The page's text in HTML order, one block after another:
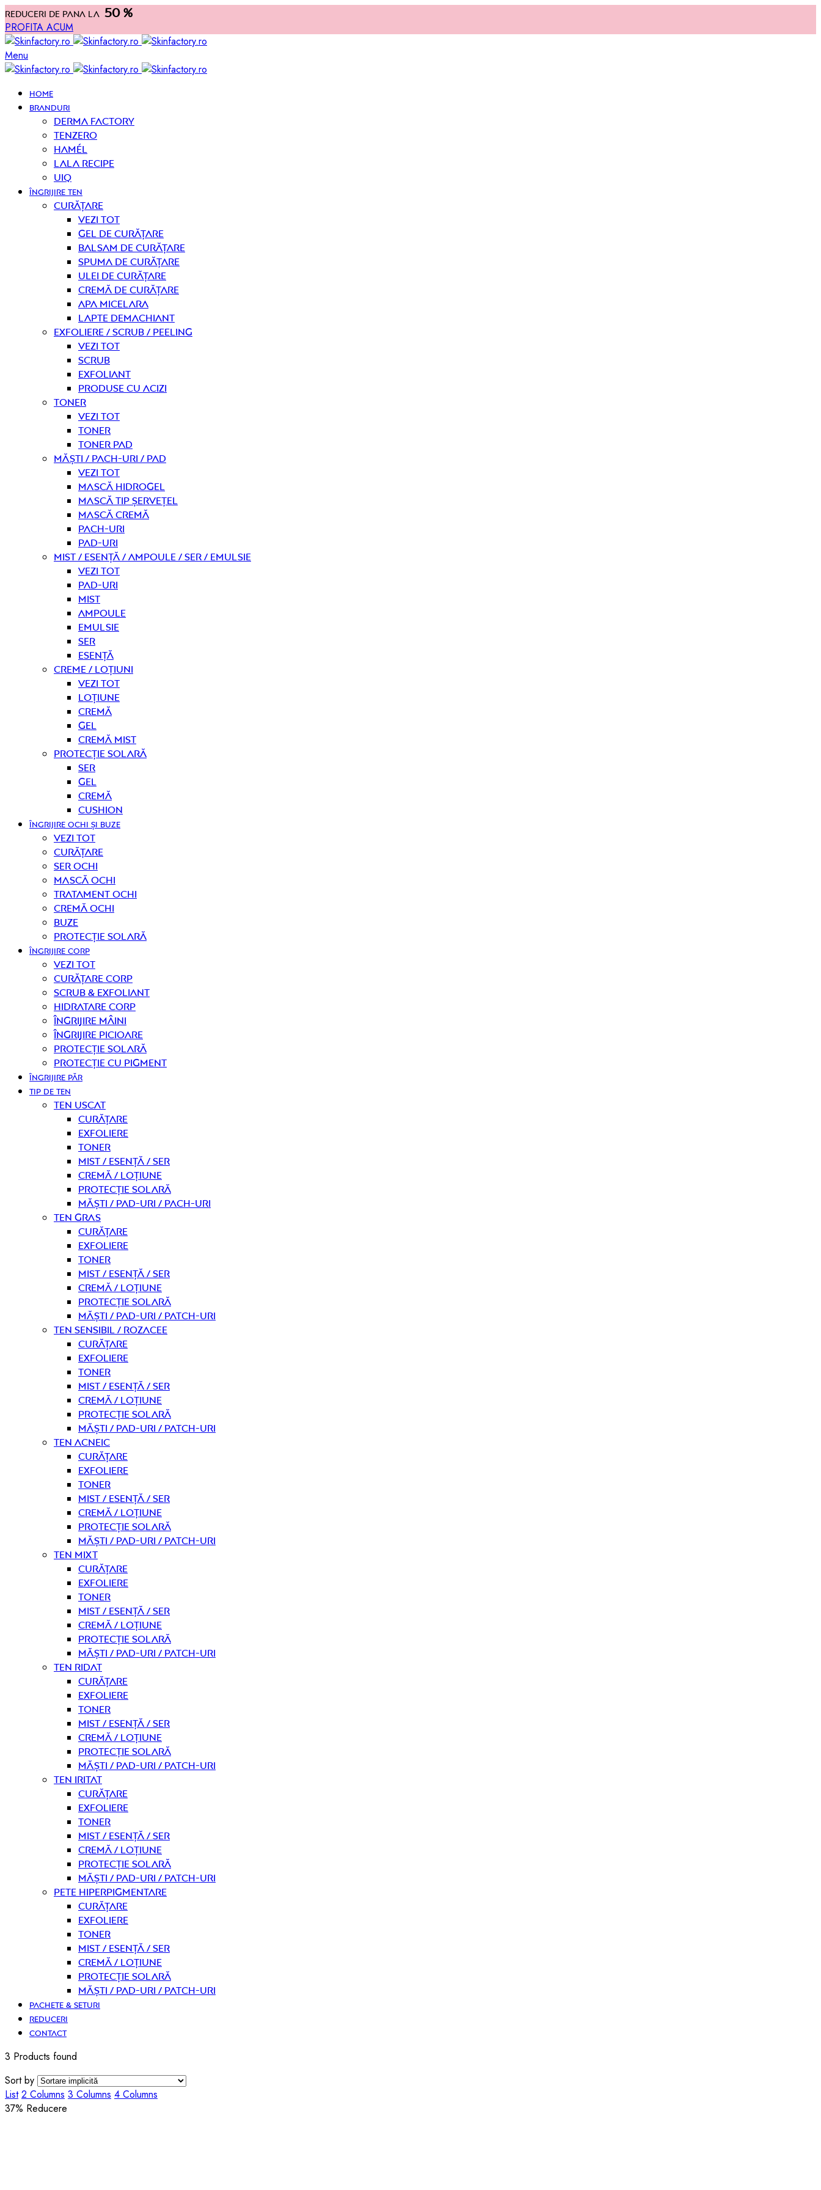
Reduceri de pana la 50 %
PROFITA ACUM
Menu
HOME
BRANDURI
Derma Factory
Tenzero
Hamél
Lala Recipe
UIQ
ÎNGRIJIRE TEN
curățare
Vezi tot
Gel de curățare
Balsam de curățare
Spuma de curățare
Ulei de curățare
Cremă de curățare
Apa micelara
Lapte demachiant
Exfoliere / Scrub / Peeling
Vezi tot
Scrub
Exfoliant
Produse cu acizi
Toner
Vezi tot
Toner
Toner pad
Măști / Pach-uri / Pad
Vezi tot
Mască hidrogel
Mască tip șervețel
Mască Cremă
Pach-uri
Pad-uri
Mist / Esență / Ampoule / Ser / Emulsie
Vezi tot
Pad-uri
Mist
Ampoule
Emulsie
Ser
Esență
Creme / Loțiuni
Vezi tot
Loțiune
Cremă
Gel
Cremă mist
Protecție solară
Ser
Gel
Cremă
Cushion
ÎNGRIJIRE OCHI ȘI BUZE
Vezi tot
curățare
Ser ochi
Mască ochi
Tratament ochi
Cremă ochi
Buze
Protecție solară
ÎNGRIJIRE CORP
Vezi tot
curățare corp
Scrub & exfoliant
Hidratare corp
Îngrijire mâini
Îngrijire picioare
Protecție solară
Protecție cu pigment
ÎNGRIJIRE PĂR
TIP DE TEN
Ten uscat
curățare
Exfoliere
Toner
Mist / Esență / Ser
Cremă / Loțiune
Protecție solară
Măști / Pad-uri / Pach-uri
Ten gras
curățare
Exfoliere
Toner
Mist / Esență / Ser
Cremă / Loțiune
Protecție solară
Măști / Pad-uri / Patch-uri
Ten sensibil / rozacee
curățare
Exfoliere
Toner
Mist / Esență / Ser
Cremă / Loțiune
Protecție solară
Măști / Pad-uri / Patch-uri
Ten acneic
curățare
Exfoliere
Toner
Mist / Esență / Ser
Cremă / Loțiune
Protecție solară
Măști / Pad-uri / Patch-uri
Ten mixt
curățare
Exfoliere
Toner
Mist / Esență / Ser
Cremă / Loțiune
Protecție solară
Măști / Pad-uri / Patch-uri
Ten ridat
curățare
Exfoliere
Toner
Mist / Esență / Ser
Cremă / Loțiune
Protecție solară
Măști / Pad-uri / Patch-uri
Ten iritat
curățare
Exfoliere
Toner
Mist / Esență / Ser
Cremă / Loțiune
Protecție solară
Măști / Pad-uri / Patch-uri
Pete hiperpigmentare
curățare
Exfoliere
Toner
Mist / Esență / Ser
Cremă / Loțiune
Protecție solară
Măști / Pad-uri / Patch-uri
PACHETE & SETURI
REDUCERI
CONTACT
3 Products found
Sort by
List 2 Columns 3 Columns 4 Columns
37% Reducere